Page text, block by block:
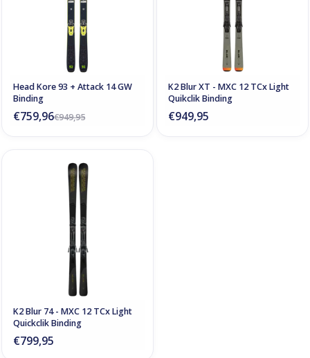
Head Kore 93 + Attack 14 GW
Binding
€949,95
€759,96
K2 Blur XT - MXC 12 TCx Light
Quikclik Binding
€949,95
K2 Blur 74 - MXC 12 TCx Light
Quickclik Binding
€799,95